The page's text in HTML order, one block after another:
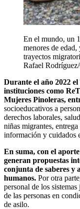
En el mundo, un
menores de edad,
trayectos
Rafael
Durante el año 2022
instituciones como
Mujeres Pinoleras,
socioeducativos a
derechos laborales,
niñas migrantes,
información y cuidados
En suma, con el
generan propuestas
conjunta de saberes y
humanos. Por otra
personal de los
de las personas en
de asilo.